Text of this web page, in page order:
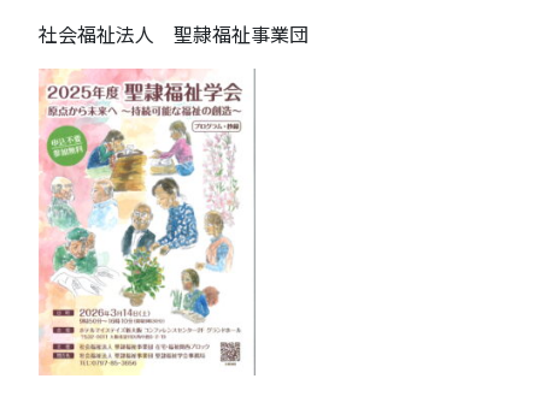
社会福祉法人 聖隷福祉事業団